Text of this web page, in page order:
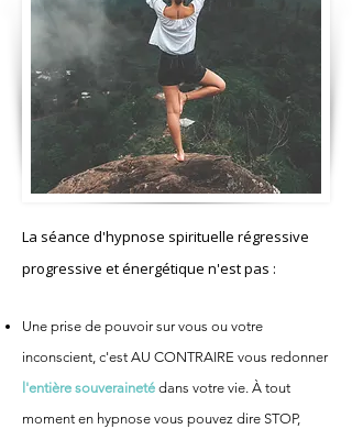
La séance d'hypnose spirituelle régressive
progressive et énergétique n'est pas :
Une prise de pouvoir sur vous ou votre
inconscient, c'est AU CONTRAIRE vous redonner
l'entière souveraineté dans votre vie. À tout
moment en hypnose vous pouvez dire STOP,